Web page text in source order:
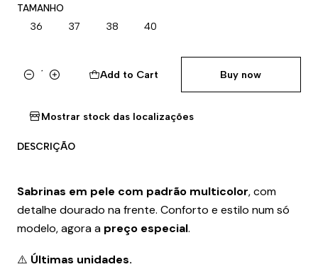
TAMANHO
36 37 38 40
Quantity
Add to Cart Buy now
Mostrar stock das localizações
DESCRIÇÃO
Sabrinas em pele com padrão multicolor, com
detalhe dourado na frente. Conforto e estilo num só
modelo, agora a preço especial.
⚠️ Últimas unidades.